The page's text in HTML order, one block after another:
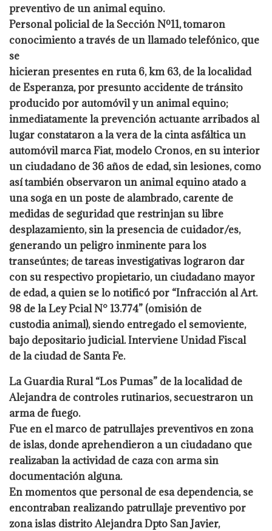
preventivo de un animal equino.
Personal policial de la Sección Nº11, tomaron
conocimiento a través de un llamado telefónico, que
se
hicieran presentes en ruta 6, km 63, de la localidad
de Esperanza, por presunto accidente de tránsito
producido por automóvil y un animal equino;
inmediatamente la prevención actuante arribados al
lugar constataron a la vera de la cinta asfáltica un
automóvil marca Fiat, modelo Cronos, en su interior
un ciudadano de 36 años de edad, sin lesiones, como
así también observaron un animal equino atado a
una soga en un poste de alambrado, carente de
medidas de seguridad que restrinjan su libre
desplazamiento, sin la presencia de cuidador/es,
generando un peligro inminente para los
transeúntes; de tareas investigativas lograron dar
con su respectivo propietario, un ciudadano mayor
de edad, a quien se lo notificó por “Infracción al Art.
98 de la Ley Pcial N° 13.774” (omisión de
custodia animal), siendo entregado el semoviente,
bajo depositario judicial. Interviene Unidad Fiscal
de la ciudad de Santa Fe.
La Guardia Rural “Los Pumas” de la localidad de
Alejandra de controles rutinarios, secuestraron un
arma de fuego.
Fue en el marco de patrullajes preventivos en zona
de islas, donde aprehendieron a un ciudadano que
realizaban la actividad de caza con arma sin
documentación alguna.
En momentos que personal de esa dependencia, se
encontraban realizando patrullaje preventivo por
zona islas distrito Alejandra Dpto San Javier,